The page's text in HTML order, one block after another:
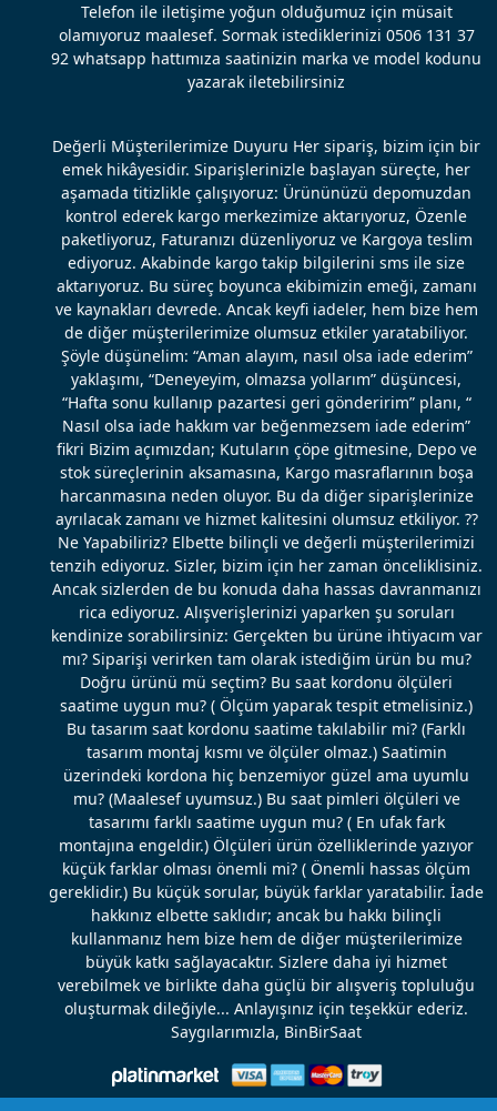
Telefon ile iletişime yoğun olduğumuz için müsait
olamıyoruz maalesef. Sormak istediklerinizi 0506 131 37
92 whatsapp hattımıza saatinizin marka ve model kodunu
yazarak iletebilirsiniz
Değerli Müşterilerimize Duyuru Her sipariş, bizim için bir
emek hikâyesidir. Siparişlerinizle başlayan süreçte, her
aşamada titizlikle çalışıyoruz: Ürününüzü depomuzdan
kontrol ederek kargo merkezimize aktarıyoruz, Özenle
paketliyoruz, Faturanızı düzenliyoruz ve Kargoya teslim
ediyoruz. Akabinde kargo takip bilgilerini sms ile size
aktarıyoruz. Bu süreç boyunca ekibimizin emeği, zamanı
ve kaynakları devrede. Ancak keyfi iadeler, hem bize hem
de diğer müşterilerimize olumsuz etkiler yaratabiliyor.
Şöyle düşünelim: “Aman alayım, nasıl olsa iade ederim”
yaklaşımı, “Deneyeyim, olmazsa yollarım” düşüncesi,
“Hafta sonu kullanıp pazartesi geri gönderirim” planı, “
Nasıl olsa iade hakkım var beğenmezsem iade ederim”
fikri Bizim açımızdan; Kutuların çöpe gitmesine, Depo ve
stok süreçlerinin aksamasına, Kargo masraflarının boşa
harcanmasına neden oluyor. Bu da diğer siparişlerinize
ayrılacak zamanı ve hizmet kalitesini olumsuz etkiliyor. ??
Ne Yapabiliriz? Elbette bilinçli ve değerli müşterilerimizi
tenzih ediyoruz. Sizler, bizim için her zaman önceliklisiniz.
Ancak sizlerden de bu konuda daha hassas davranmanızı
rica ediyoruz. Alışverişlerinizi yaparken şu soruları
kendinize sorabilirsiniz: Gerçekten bu ürüne ihtiyacım var
mı? Siparişi verirken tam olarak istediğim ürün bu mu?
Doğru ürünü mü seçtim? Bu saat kordonu ölçüleri
saatime uygun mu? ( Ölçüm yaparak tespit etmelisiniz.)
Bu tasarım saat kordonu saatime takılabilir mi? (Farklı
tasarım montaj kısmı ve ölçüler olmaz.) Saatimin
üzerindeki kordona hiç benzemiyor güzel ama uyumlu
mu? (Maalesef uyumsuz.) Bu saat pimleri ölçüleri ve
tasarımı farklı saatime uygun mu? ( En ufak fark
montajına engeldir.) Ölçüleri ürün özelliklerinde yazıyor
küçük farklar olması önemli mi? ( Önemli hassas ölçüm
gereklidir.) Bu küçük sorular, büyük farklar yaratabilir. İade
hakkınız elbette saklıdır; ancak bu hakkı bilinçli
kullanmanız hem bize hem de diğer müşterilerimize
büyük katkı sağlayacaktır. Sizlere daha iyi hizmet
verebilmek ve birlikte daha güçlü bir alışveriş topluluğu
oluşturmak dileğiyle... Anlayışınız için teşekkür ederiz.
Saygılarımızla, BinBirSaat